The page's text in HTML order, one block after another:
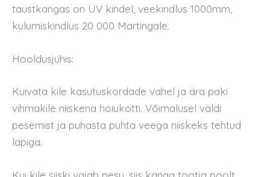
taustkangas on UV kindel, veekindlus 1000mm,
kulumiskindlus 20 000 Martingale.
Hooldusjuhis:
Kuivata kile kasutuskordade vahel ja ära paki
vihmakile niiskena hoiukotti. Võimalusel väldi
pesemist ja puhasta puhta veega niiskeks tehtud
lapiga.